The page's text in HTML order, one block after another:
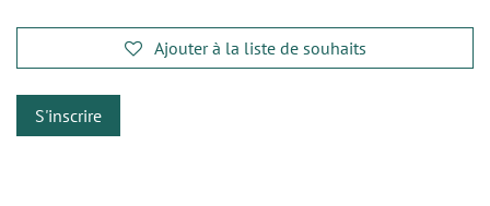
Ajouter à la liste de souhaits
S'inscrire